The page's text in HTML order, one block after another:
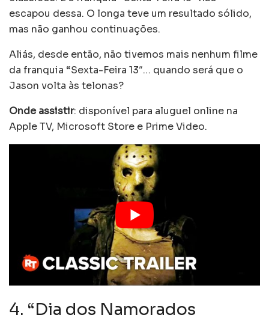
escapou dessa. O longa teve um resultado sólido,
mas não ganhou continuações.
Aliás, desde então, não tivemos mais nenhum filme
da franquia “Sexta-Feira 13″… quando será que o
Jason volta às telonas?
Onde assistir: disponível para aluguel online na
Apple TV, Microsoft Store e Prime Video.
4. “Dia dos Namorados